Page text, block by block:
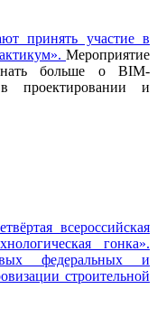
принять участие в
Мероприятие
больше о BIM-
проектировании и
всероссийская
гонка».
федеральных и
строительной